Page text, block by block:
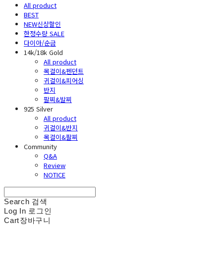
All product
BEST
NEW신상할인
한정수량 SALE
다이아/순금
14k/18k Gold
All product
목걸이&펜던트
귀걸이&피어싱
반지
팔찌&발찌
925 Silver
All product
귀걸이&반지
목걸이&팔찌
Community
Q&A
Review
NOTICE
Search 검색
Log In 로그인
Cart장바구니